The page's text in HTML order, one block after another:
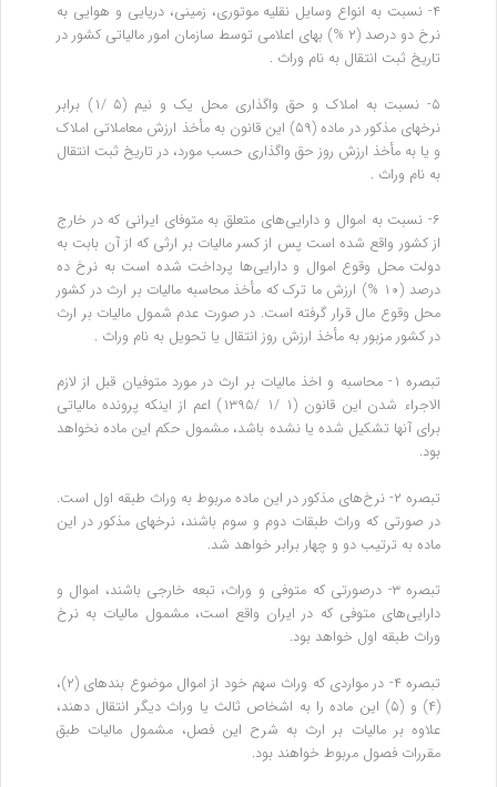
۴- نسبت به انواع وسایل نقلیه موتوری، زمینی، دریایی و هوایی به
نرخ دو درصد (۲ %) بهای اعلامی توسط سازمان امور مالیاتی کشور در
تاریخ ثبت انتقال به نام وراث .
۵- نسبت به املاک و حق واگذاری محل یک‌ و نیم (۵ /۱) برابر
نرخهای مذکور در ماده (۵۹) این قانون به مأخذ ارزش معاملاتی املاک
و یا به مأخذ ارزش روز حق واگذاری حسب مورد، در تاریخ ثبت انتقال
به نام وراث .
۶- نسبت به اموال و دارایی‌های متعلق به متوفای ایرانی که در خارج
از کشور واقع شده است پس از کسر مالیات بر ارثی که از آن بابت به
دولت محل وقوع اموال و دارایی‌ها پرداخت شده است به نرخ ده
‌درصد (۱۰ %) ارزش ما ترک که مأخذ محاسبه مالیات بر ارث در کشور
محل وقوع مال قرار گرفته است. در صورت عدم شمول مالیات بر ارث
در کشور مزبور به مأخذ ارزش روز انتقال یا تحویل به نام وراث .
تبصره ۱- محاسبه و اخذ مالیات بر ارث در مورد متوفیان قبل از لازم‌
الاجراء شدن این قانون (۱ /۱ /۱۳۹۵) اعم از اینکه پرونده مالیاتی
برای آنها تشکیل شده یا نشده باشد، مشمول حکم این ماده نخواهد
بود.
تبصره ۲- نرخ‌های مذکور در این ماده مربوط به وراث طبقه اول است.
در صورتی که وراث طبقات دوم و سوم باشند، نرخهای مذکور در این
ماده به ترتیب دو و چهار برابر خواهد شد.
تبصره ۳- درصورتی که متوفی و وراث، تبعه خارجی باشند، اموال و
دارایی‌های متوفی که در ایران واقع است، مشمول مالیات به نرخ
وراث طبقه اول خواهد بود.
تبصره ۴- در مواردی که وراث سهم خود از اموال موضوع بندهای (۲)،
(۴) و (۵) این ماده را به اشخاص ثالث یا وراث دیگر انتقال دهند،
علاوه بر مالیات بر ارث به شرح این فصل، مشمول مالیات طبق
مقررات فصول مربوط خواهند بود.